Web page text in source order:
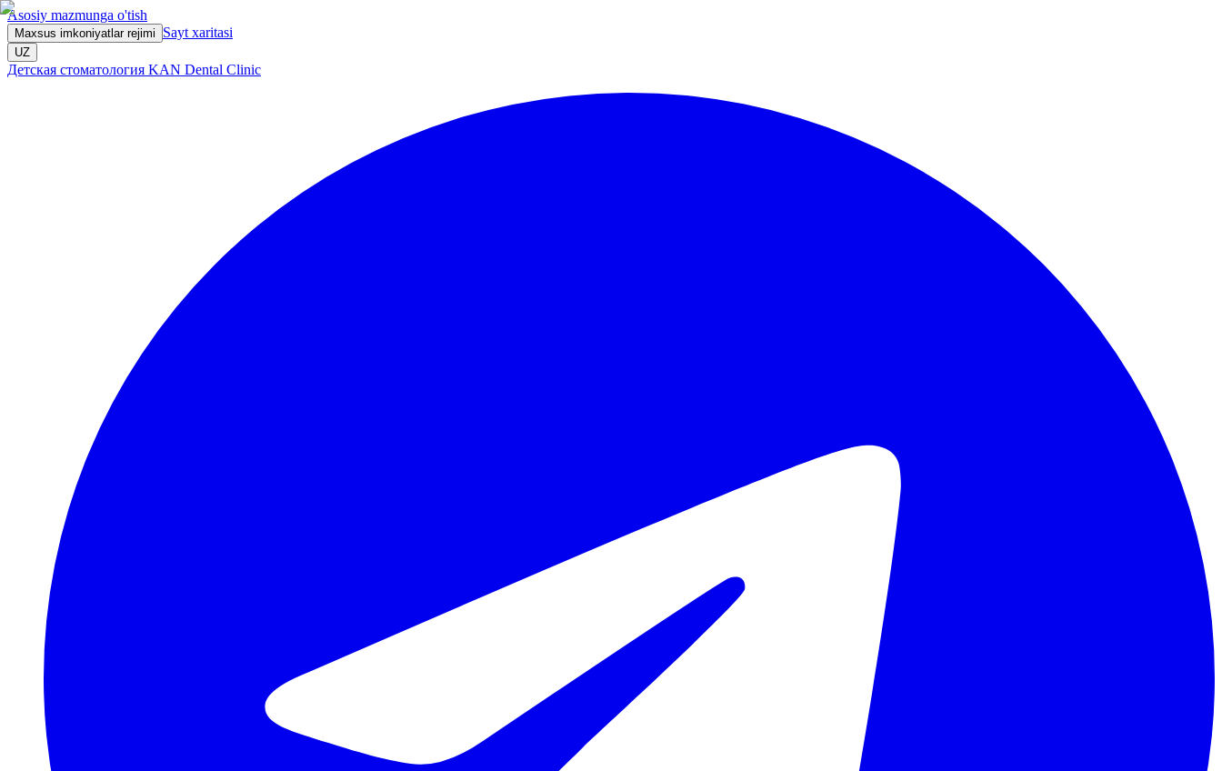
Asosiy mazmunga o'tish
Maxsus imkoniyatlar rejimi Sayt xaritasi
UZ
Детская стоматология KAN Dental Clinic